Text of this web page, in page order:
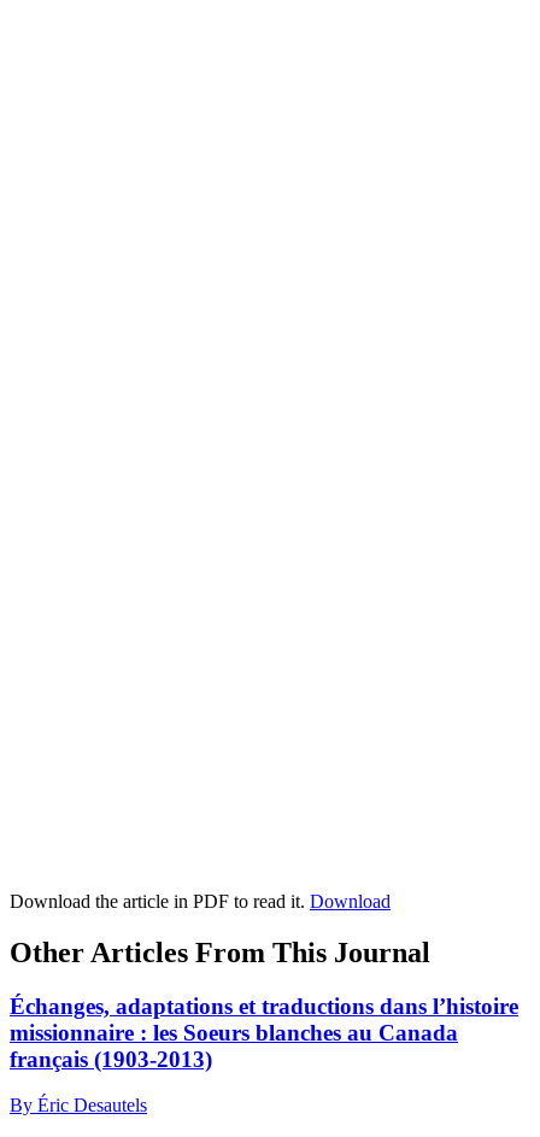
Download the article in PDF to read it. Download
Other Articles From This Journal
Échanges, adaptations et traductions dans l’histoire
missionnaire : les Soeurs blanches au Canada
français (1903-2013)
By Éric Desautels